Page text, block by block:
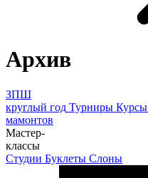
Архив
ЗПШ
круглый год Турниры Курсы
мамонтов
Мастер-
классы
Студии Буклеты Слоны